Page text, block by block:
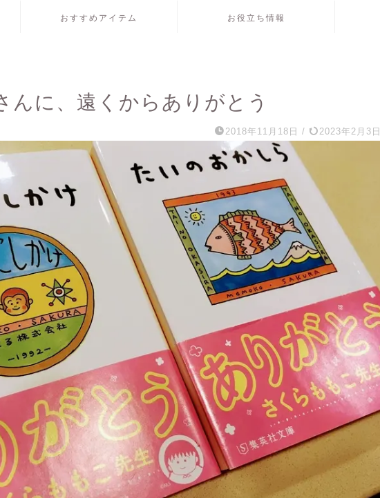
おすすめアイテム お役立ち情報
んに、遠くからありがとう
2018年11月18日 / 2023年2月3日